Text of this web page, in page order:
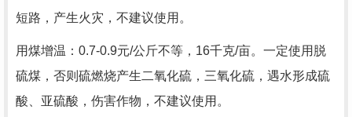
短路，产生火灾，不建议使用。
用煤增温：0.7-0.9元/公斤不等，16千克/亩。一定使用脱
硫煤，否则硫燃烧产生二氧化硫，三氧化硫，遇水形成硫
酸、亚硫酸，伤害作物，不建议使用。